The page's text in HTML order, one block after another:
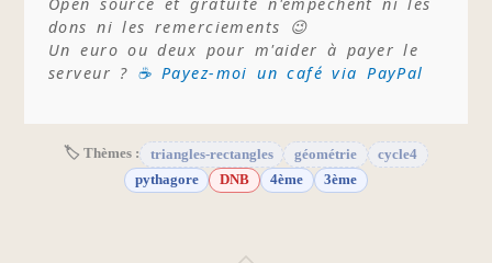
Open source et gratuité n'empêchent ni les
dons ni les remerciements 😉
Un euro ou deux pour m'aider à payer le
serveur ? ☕ Payez-moi un café via PayPal
🏷 Thèmes : triangles-rectangles géométrie
cycle4
pythagore
DNB 4ème 3ème